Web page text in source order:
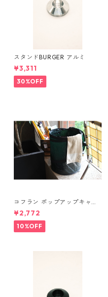
スタンドBURGER アルミ
¥3,311
30%OFF
コフラン ポップアップキャン
プトラッシュカン Sサイズ
¥2,772
10%OFF